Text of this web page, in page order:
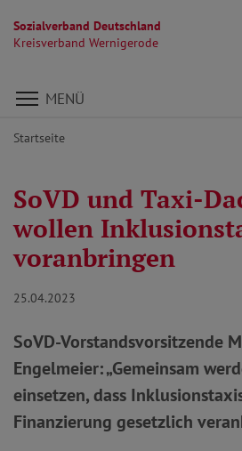
Sozialverband Deutschland
Kreisverband Wernigerode
Direkt zu den Inhalten springen
MENÜ
Startseite
SoVD und Taxi-
wollen
voranbringen
25.04.2023
SoVD-Vorstandsvorsitzende
Engelmeier: „Gemeinsam
einsetzen, dass
Finanzierung gesetzlich